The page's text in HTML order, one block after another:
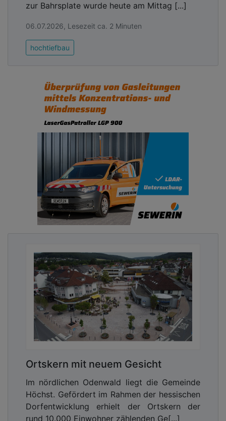
zur Bahrsplate wurde heute am Mittag [...]
06.07.2026, Lesezeit ca. 2 Minuten
hochtiefbau
Ortskern mit neuem Gesicht
Im nördlichen Odenwald liegt die Gemeinde
Höchst. Gefördert im Rahmen der hessischen
Dorfentwicklung erhielt der Ortskern der
rund 10.000 Einwohner zählenden Ge[...]